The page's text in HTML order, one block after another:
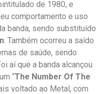
de 1980, e
comportamento e uso
banda, sendo substituído
. Também ocorreu a saído
de saúde, sendo
aí que a banda alcançou
“The Number Of The
voltado ao Metal, com